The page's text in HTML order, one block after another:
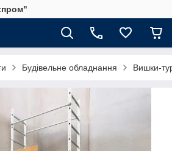
Будівельне обладнання Вишки-